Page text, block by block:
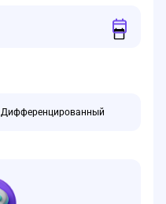
Дифференцированный